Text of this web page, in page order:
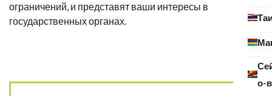
о-
ограничений, и представят ваши интересы в
государственных органах.